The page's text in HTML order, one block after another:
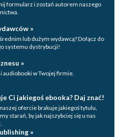
formularz i zostań autorem naszego
»
lub dużym wydawcą? Dołącz do
systemu dystrybucji!
»
audiobooki w Twojej firmie.
Ci jakiegoś ebooka? Daj znać!
ofercie brakuje jakiegoś tytulu,
starań, by jak najszybciej się u nas
»